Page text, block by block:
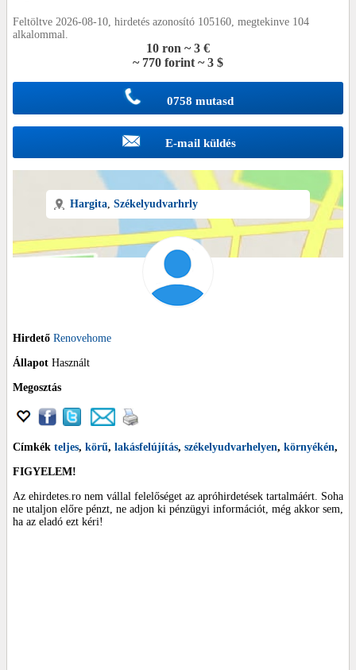
Feltöltve 2026-08-10, hirdetés azonosító 105160, megtekinve 104
alkalommal.
10 ron ~ 3 €
~ 770 forint ~ 3 $
0758 mutasd
E-mail küldés
Hargita, Székelyudvarhrly
Hirdető Renovehome
Állapot Használt
Megosztás
Címkék teljes, körű, lakásfelújítás, székelyudvarhelyen, környékén,
FIGYELEM!
Az ehirdetes.ro nem vállal felelőséget az apróhirdetések tartalmáért. Soha
ne utaljon előre pénzt, ne adjon ki pénzügyi információt, még akkor sem,
ha az eladó ezt kéri!